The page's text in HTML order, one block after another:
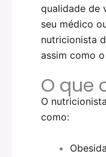
qualidade de
seu médico
nutricionista
assim como
O que
O
como: